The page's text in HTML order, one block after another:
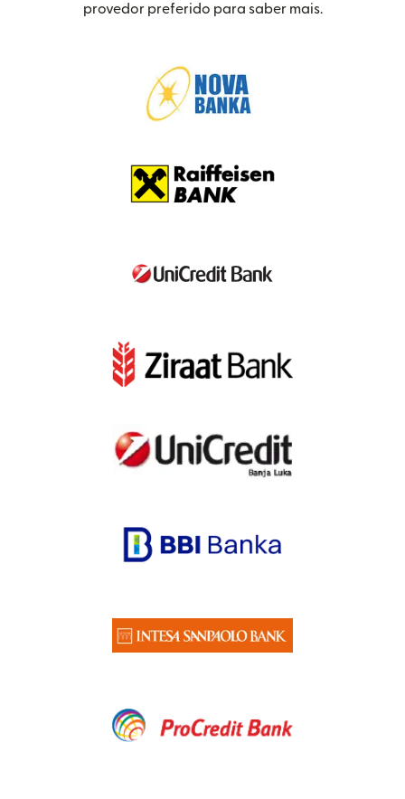
provedor preferido para saber mais.